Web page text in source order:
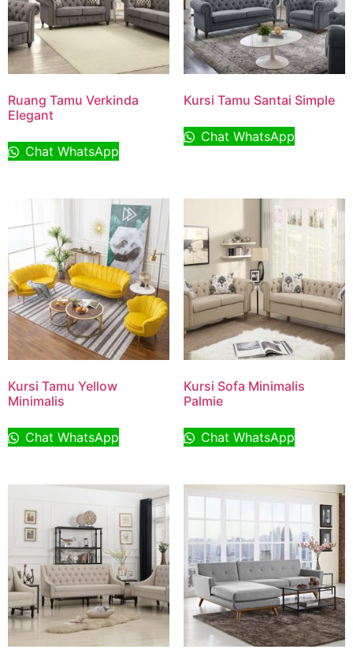
Ruang Tamu Verkinda
Elegant
Chat WhatsApp
Kursi Tamu Santai Simple
Chat WhatsApp
Kursi Tamu Yellow
Minimalis
Chat WhatsApp
Kursi Sofa Minimalis
Palmie
Chat WhatsApp